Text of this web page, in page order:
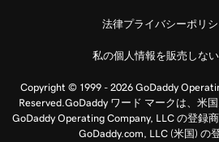
法律プライバシーポリ
私の個人情報を販売しな
Copyright © 1999 - 2026 GoDaddy
Reserved.GoDaddy ワード マークは、米
GoDaddy Operating Company, LLC の登録
GoDaddy.com, LLC (米国) の